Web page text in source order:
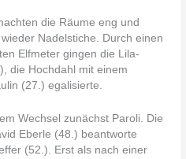
die Räume eng und
Nadelstiche. Durch einen
Elfmeter gingen die Lila-
die Hochdahl mit einem
(27.) egalisierte.
Wechsel zunächst Paroli. Die
Eberle (48.) beantworte
(52.). Erst als nach einer